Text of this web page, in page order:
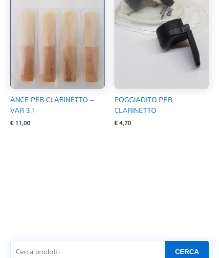
ANCE PER CLARINETTO –
VAR 3.1
€11,00
POGGIADITO PER
CLARINETTO
€4,70
CERCA